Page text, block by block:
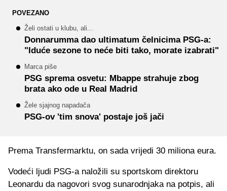
POVEZANO
Želi ostati u klubu, ali...
Donnarumma dao ultimatum čelnicima PSG-a:
"Iduće sezone to neće biti tako, morate izabrati"
Marca piše
PSG sprema osvetu: Mbappe strahuje zbog
brata ako ode u Real Madrid
Žele sjajnog napadača
PSG-ov 'tim snova' postaje još jači
Prema Transfermarktu, on sada vrijedi 30 miliona eura.
Vodeći ljudi PSG-a naložili su sportskom direktoru
Leonardu da nagovori svog sunarodnjaka na potpis, ali